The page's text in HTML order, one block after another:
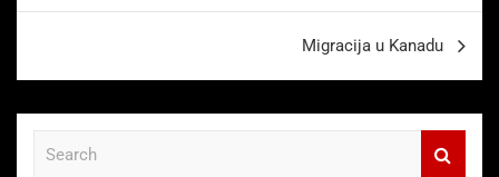
Migracija u Kanadu